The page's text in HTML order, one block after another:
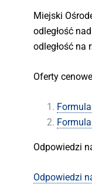
Miejski
odległość
odległość na
Oferty
Odpowiedzi
Odpowiedzi